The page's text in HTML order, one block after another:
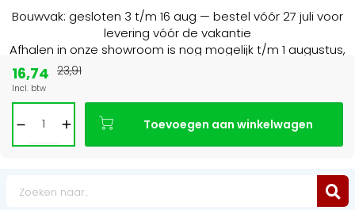
Bouwvak: gesloten 3 t/m 16 aug — bestel vóór 27 juli voor
levering vóór de vakantie
Afhalen in onze showroom is nog mogelijk t/m 1 augustus,
16,74
Incl. btw
23,91
Toevoegen aan winkelwagen